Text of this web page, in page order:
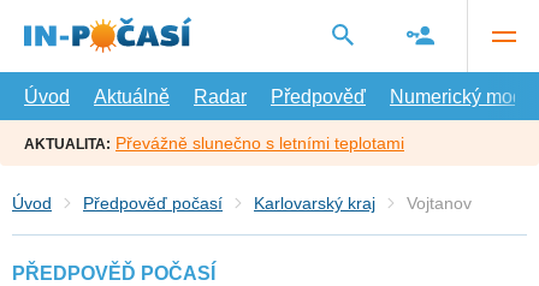
hlavní
Úvod
Aktuálně Radar Předpověď Numerický model
AKTUALITA: Převážně slunečno s letními teplotami
Úvod Předpověď počasí Karlovarský kraj Vojtanov
PŘEDPOVĚĎ POČASÍ